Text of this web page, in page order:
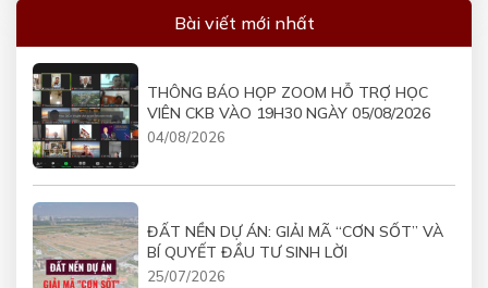
Bài viết mới nhất
THÔNG BÁO HỌP ZOOM HỖ TRỢ HỌC
VIÊN CKB VÀO 19H30 NGÀY 05/08/2026
04/08/2026
ĐẤT NỀN DỰ ÁN: GIẢI MÃ “CƠN SỐT” VÀ
BÍ QUYẾT ĐẦU TƯ SINH LỜI
25/07/2026